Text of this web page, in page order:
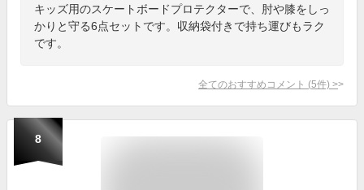
キッズ用のスケートボードプロテクターで、肘や膝をしっ
かりと守る6点セットです。収納袋付きで持ち運びもラク
です。
全てのおすすめコメント (5件) >
8